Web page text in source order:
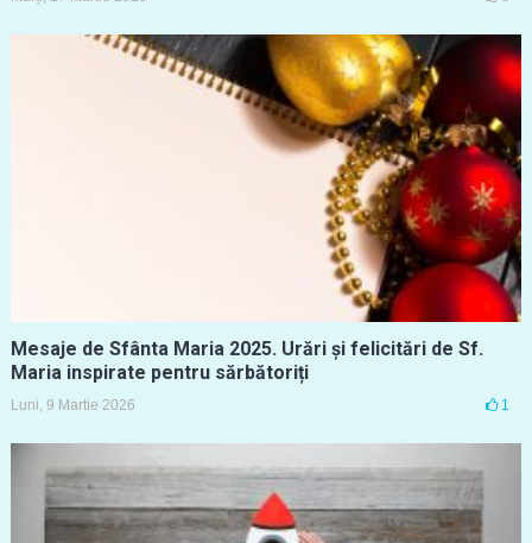
Mesaje de Sfânta Maria 2025. Urări și felicitări de Sf.
Maria inspirate pentru sărbătoriți
Luni, 9 Martie 2026 1